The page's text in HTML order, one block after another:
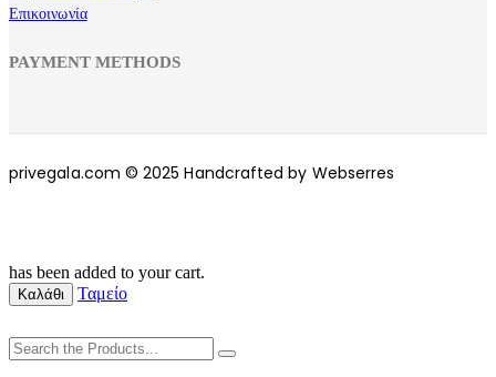
Επικοινωνία
PAYMENT METHODS
privegala.com © 2025 Handcrafted by Webserres
has been added to your cart.
Καλάθι Ταμείο